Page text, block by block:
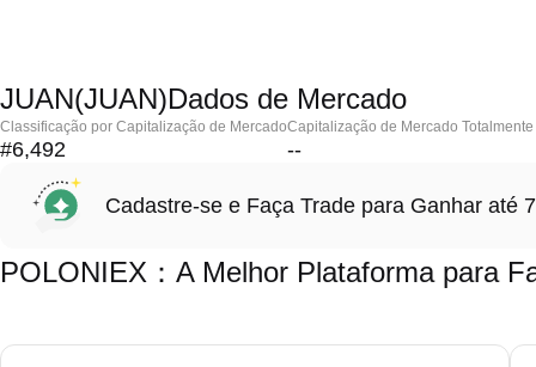
JUAN(JUAN)Dados de Mercado
Classificação por Capitalização de Mercado
#6,492
Capitalização de Mercado
--
Cadastre-se e Faça Trade para Ganhar até
POLONIEX：A Melhor Plataforma para